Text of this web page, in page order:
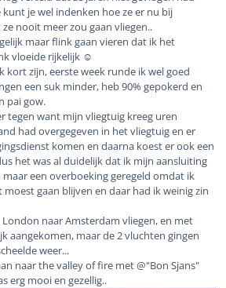
je wel indenken hoe ze er nu bij
nooit meer zou gaan vliegen..
maar flink gaan vieren dat ik het
vloeide rijkelijk ☺️
kort zijn, eerste week runde ik wel goed
een suk minder, heb 90% gepokerd en
pai gow.
tegen want mijn vliegtuig kreeg uren
had overgegeven in het vliegtuig en er
komen en daarna koest er ook een
het was al duidelijk dat ik mijn aansluiting
een overboeking geregeld omdat ik
gaan blijven en daar had ik weinig zin
naar Amsterdam vliegen, en met
aangekomen, maar de 2 vluchten gingen
weer...
naar the valley of fire met@"Bon Sjans"
erg mooi en gezellig..